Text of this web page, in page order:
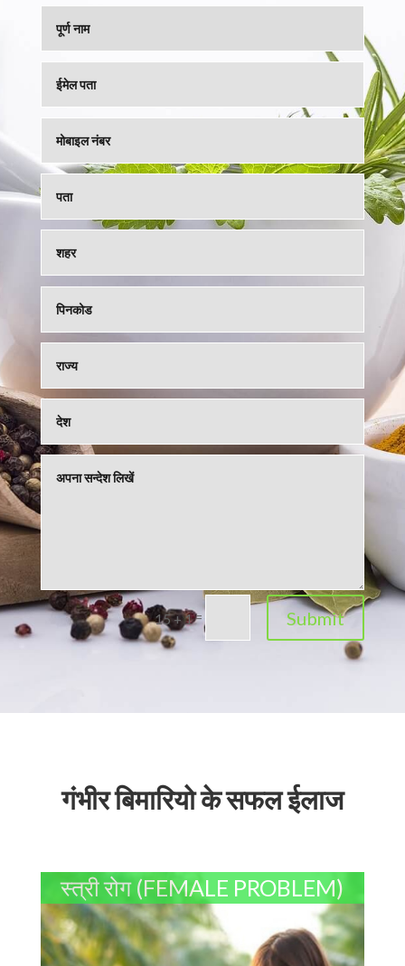
15 + 1= Submit
गंभीर बिमारियो के सफल ईलाज
स्त्री रोग (FEMALE PROBLEM)